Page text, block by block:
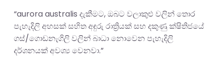
“aurora australis දැකීමට, ඔබට වලාකුළු වලින් තොර
පැහැදිලි අහසක් සහිත අඳුරු රාත්‍රියක් සහ දකුණු ක්ෂිතිජයේ
ගස්/ගොඩනැගිලි වලින් බාධා නොවෙන පැහැදිලි
දර්ශනයක් අවශ්‍ය වෙනවා.”